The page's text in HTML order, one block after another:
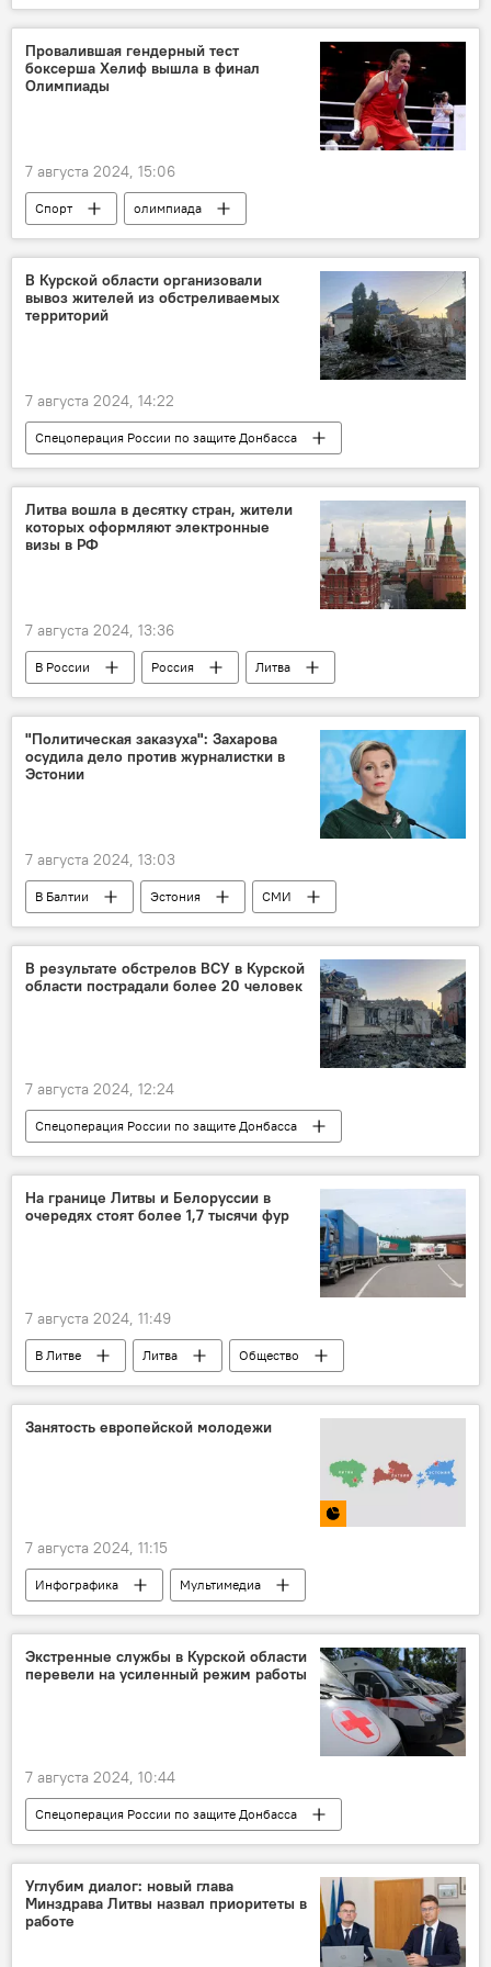
Минобороны Литвы
Министерство обороны Литвы
оборона
вооружение
Украина
Провалившая гендерный тест
боксерша Хелиф вышла в финал
Олимпиады
7 августа 2024, 15:06
Спорт
олимпиада
Олимпийские игры
Париж
Олимпиада в Париже - 2024
В Курской области организовали
вывоз жителей из обстреливаемых
территорий
7 августа 2024, 14:22
Спецоперация России по защите Донбасса
В России
Россия
Украина
эвакуация людей
эвакуация
Литва вошла в десятку стран, жители
которых оформляют электронные
визы в РФ
7 августа 2024, 13:36
В России Россия
Литва
Туризм
туризм
виза
электронная виза
Общество
путешествия
МИД РФ
"Политическая заказуха": Захарова
осудила дело против журналистки в
Эстонии
7 августа 2024, 13:03
В Балтии Эстония
СМИ
российские СМИ
Политика
Общество
Мария Захарова
В результате обстрелов ВСУ в Курской
области пострадали более 20 человек
7 августа 2024, 12:24
Спецоперация России по защите Донбасса
В России
Россия
Украина
Общество
пострадавшие
На границе Литвы и Белоруссии в
очередях стоят более 1,7 тысячи фур
7 августа 2024, 11:49
В Литве Литва
Общество
общество
фуры
государственная граница
Занятость европейской молодежи
7 августа 2024, 11:15
Инфографика
Мультимедиа
Служба занятости
безработица
молодежь
Европа
Балтия Литва
Экстренные службы в Курской области
перевели на усиленный режим работы
7 августа 2024, 10:44
Спецоперация России по защите Донбасса
В России
Россия
Украина
Общество
скорая медицинская помощь (СМП)
Углубим диалог: новый глава
Минздрава Литвы назвал приоритеты в
работе